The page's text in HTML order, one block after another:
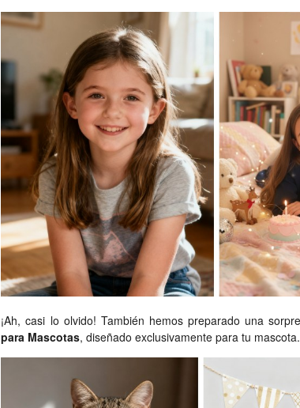
¡Ah, casi lo olvido! También hemos preparado una
para Mascotas, diseñado exclusivamente para tu